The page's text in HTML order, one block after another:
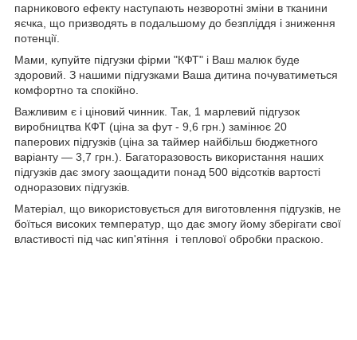
парникового ефекту наступають незворотні зміни в тканини
яєчка, що призводять в подальшому до безпліддя і зниження
потенції.
Мами, купуйте підгузки фірми "КФТ" і Ваш малюк буде
здоровий. З нашими підгузками Ваша дитина почуватиметься
комфортно та спокійно.
Важливим є і ціновий чинник. Так, 1 марлевий підгузок
виробництва КФТ (ціна за фут - 9,6 грн.) замінює 20
паперових підгузків (ціна за таймер найбільш бюджетного
варіанту — 3,7 грн.). Багаторазовость використання наших
підгузків дає змогу заощадити понад 500 відсотків вартості
одноразових підгузків.
Матеріал, що використовується для виготовлення підгузків, не
боїться високих температур, що дає змогу йому зберігати свої
властивості під час кип'ятіння і теплової обробки праскою.